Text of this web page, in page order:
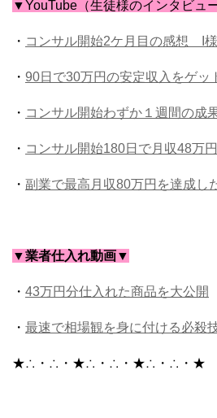
▼YouTube（生徒様のインタビュ
・ コンサル開始2ケ月目の感想 I様
・ 90日で30万円の安定収入をゲッ
・ コンサル開始わずか１週間の成
・ コンサル開始180日で月収48万
・ 副業で最高月収80万円を達成し
▼業者仕入れ動画▼
・ 43万円分仕入れた商品を大公開
・ 最速で相場観を身に付ける必殺
★∴・∴・★∴・∴・★∴・∴・★